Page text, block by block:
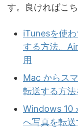
す。良ければこ
iTunesを使
する方法。
用
Mac からス
転送する方
Windows 10
へ写真を転